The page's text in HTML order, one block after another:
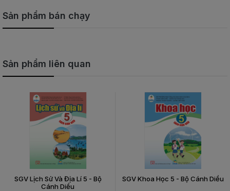
Sản phẩm bán chạy
Sản phẩm liên quan
SGV Lịch Sử Và Địa Lí 5 - Bộ
Cánh Diều
SGV Khoa Học 5 - Bộ Cánh Diều